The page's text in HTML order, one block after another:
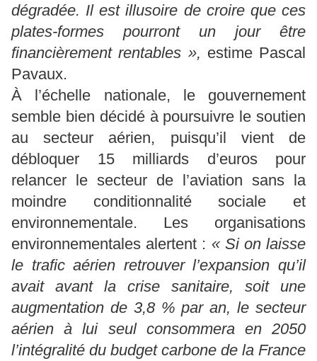
dégradée. Il est illusoire de croire que ces
plates-formes pourront un jour être
financièrement rentables », estime Pascal
Pavaux.
À l’échelle nationale, le gouvernement
semble bien décidé à poursuivre le soutien
au secteur aérien, puisqu’il vient de
débloquer 15 milliards d’euros pour
relancer le secteur de l’aviation sans la
moindre conditionnalité sociale et
environnementale. Les organisations
environnementales alertent : « Si on laisse
le trafic aérien retrouver l’expansion qu’il
avait avant la crise sanitaire, soit une
augmentation de 3,8 % par an, le secteur
aérien à lui seul consommera en 2050
l’intégralité du budget carbone de la France